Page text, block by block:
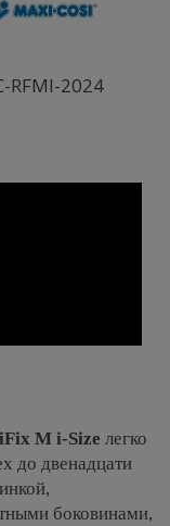
RFMI-2024
M i-Size легко
до двенадцати
боковинами,